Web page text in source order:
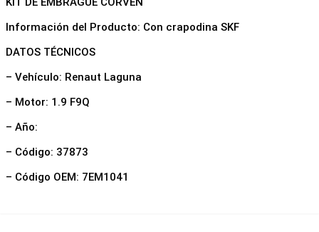
Información del Producto: Con crapodina SKF
DATOS TÉCNICOS
– Vehículo: Renaut Laguna
– Motor: 1.9 F9Q
– Año:
– Código: 37873
– Código OEM: 7EM1041